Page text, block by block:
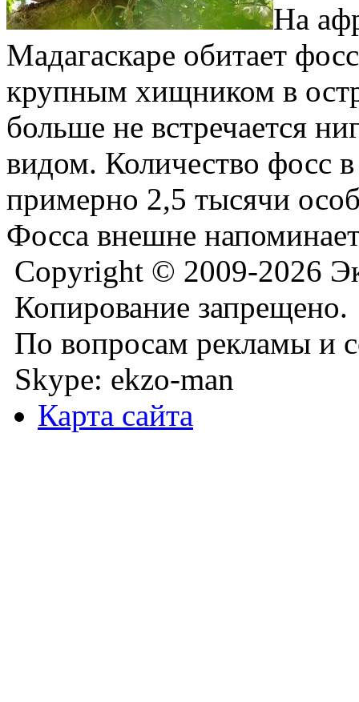
На
Мадагаскаре обитает
крупным хищником в
больше не встречается
видом. Количество фосс
примерно 2,5 тысячи
Фосса внешне
Copyright © 2009-2026
Копирование запрещено.
По вопросам рекламы и
Skype: ekzo-man
Карта сайта